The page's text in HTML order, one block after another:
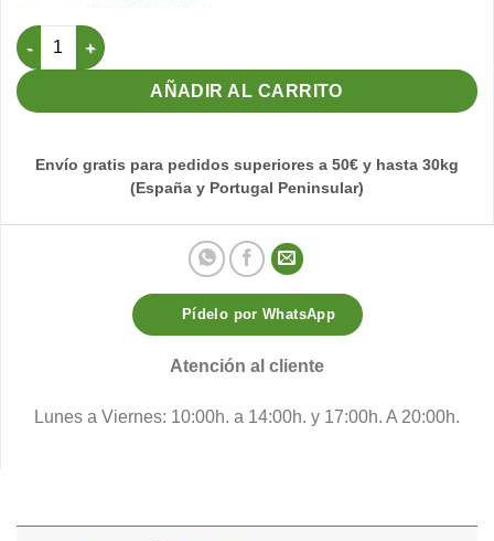
Tortuguera Maxi cantidad
AÑADIR AL CARRITO
Envío gratis para pedidos superiores a 50€ y hasta 30kg
(España y Portugal Peninsular)
Pídelo por WhatsApp
Atención al cliente
Lunes a Viernes: 10:00h. a 14:00h. y 17:00h. A 20:00h.